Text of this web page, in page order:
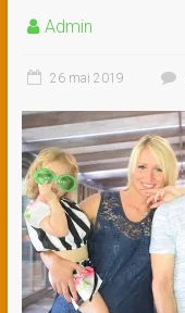
Admin
26 mai 2019